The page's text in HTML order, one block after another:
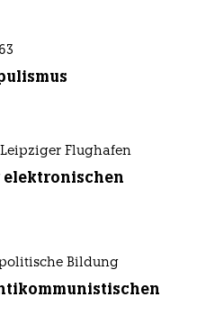
Flughafen
elektronischen
Bildung